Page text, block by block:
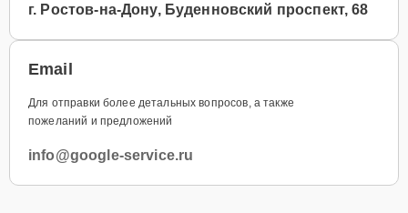
г. Ростов-на-Дону, Буденновский проспект, 68
Email
Для отправки более детальных вопросов, а также
пожеланий и предложений
info@google-service.ru